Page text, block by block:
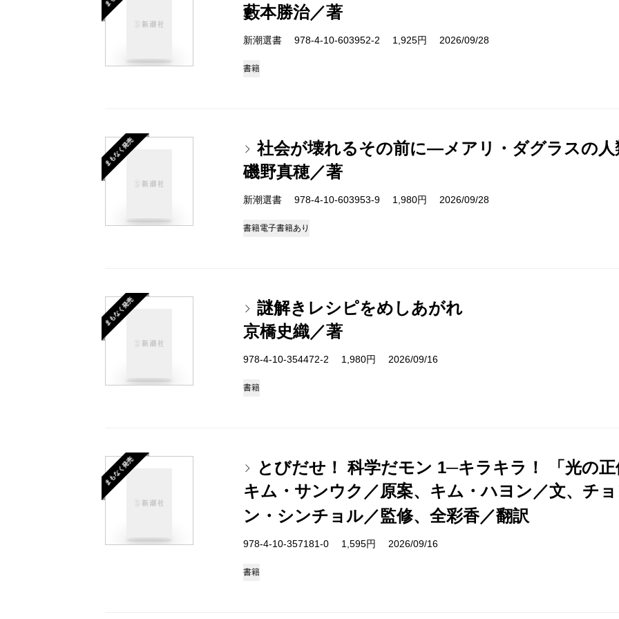
藪本勝治／著
新潮選書 978-4-10-603952-2 1,925円 2026/09/28
書籍
まもなく発売
社会が壊れるその前に―メアリ・ダグラスの
磯野真穂／著
新潮選書 978-4-10-603953-9 1,980円 2026/09/28
書籍電子書籍あり
まもなく発売
謎解きレシピをめしあがれ
京橋史織／著
978-4-10-354472-2 1,980円 2026/09/16
書籍
まもなく発売
とびだせ！ 科学だモン 1─キラキラ！ 「光の
キム・サンウク／原案、キム・ハヨン／文、チ
ン・シンチョル／監修、全彩香／翻訳
978-4-10-357181-0 1,595円 2026/09/16
書籍